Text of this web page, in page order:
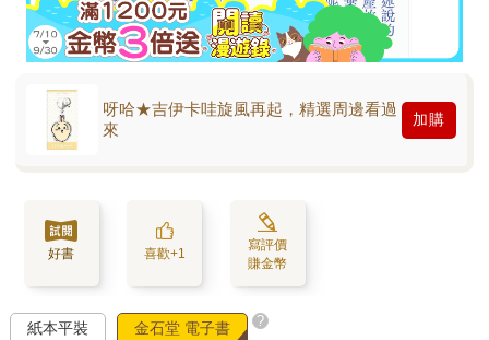
呀哈★吉伊卡哇旋風再起，精選周邊看過
來
加購
好書 喜歡+1
寫評價
賺金幣
紙本平裝 金石堂 電子書 ?